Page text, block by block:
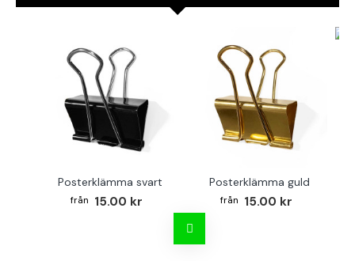
Posterklämma svart
15.00 kr
Posterklämma guld
15.00 kr